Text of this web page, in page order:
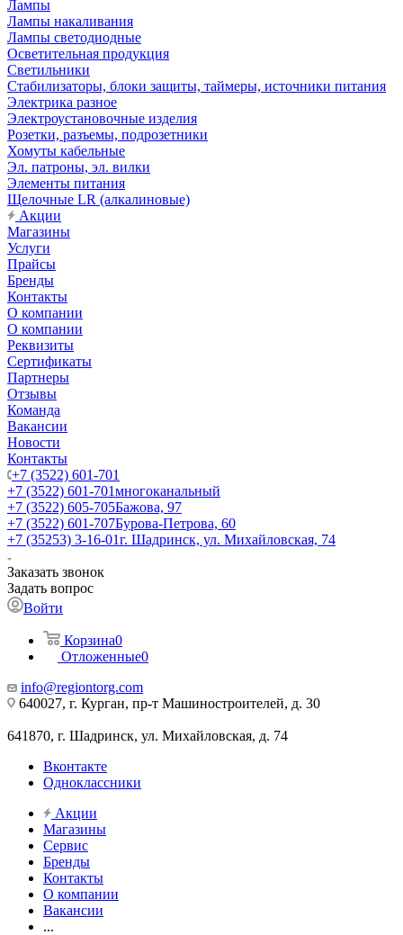
Лампы
Лампы накаливания
Лампы светодиодные
Осветительная продукция
Светильники
Стабилизаторы, блоки защиты, таймеры, источники питания
Электрика разное
Электроустановочные изделия
Розетки, разъемы, подрозетники
Хомуты кабельные
Эл. патроны, эл. вилки
Элементы питания
Щелочные LR (алкалиновые)
Акции
Магазины
Услуги
Прайсы
Бренды
Контакты
О компании
О компании
Реквизиты
Сертификаты
Партнеры
Отзывы
Команда
Вакансии
Новости
Контакты
+7 (3522) 601-701
+7 (3522) 601-701многоканальный
+7 (3522) 605-705Бажова, 97
+7 (3522) 601-707Бурова-Петрова, 60
+7 (35253) 3-16-01г. Шадринск, ул. Михайловская, 74
Заказать звонок
Задать вопрос
Войти
Корзина0
Отложенные0
info@regiontorg.com
640027, г. Курган, пр-т Машиностроителей, д. 30
641870, г. Шадринск, ул. Михайловская, д. 74
Вконтакте
Одноклассники
Акции
Магазины
Сервис
Бренды
Контакты
О компании
Вакансии
...